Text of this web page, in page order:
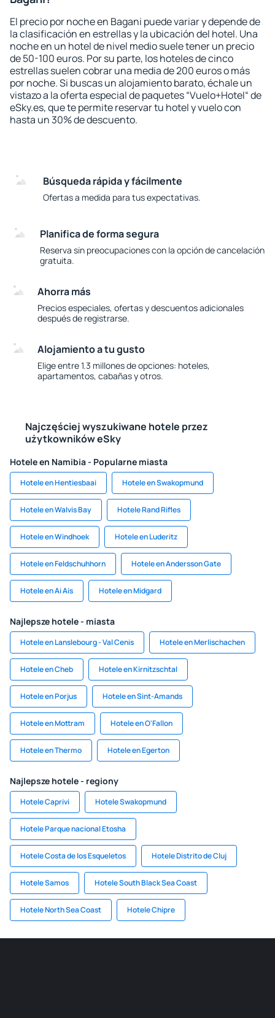
El precio por noche en Bagani puede variar y depende de
la clasificación en estrellas y la ubicación del hotel. Una
noche en un hotel de nivel medio suele tener un precio
de 50-100 euros. Por su parte, los hoteles de cinco
estrellas suelen cobrar una media de 200 euros o más
por noche. Si buscas un alojamiento barato, échale un
vistazo a la oferta especial de paquetes “Vuelo+Hotel“ de
eSky.es, que te permite reservar tu hotel y vuelo con
hasta un 30% de descuento.
Búsqueda rápida y fácilmente
Ofertas a medida para tus expectativas.
Planifica de forma segura
Reserva sin preocupaciones con la opción de cancelación
gratuita.
Ahorra más
Precios especiales, ofertas y descuentos adicionales
después de registrarse.
Alojamiento a tu gusto
Elige entre 1.3 millones de opciones: hoteles,
apartamentos, cabañas y otros.
Najczęściej wyszukiwane hotele przez
użytkowników eSky
Hotele en Namibia - Popularne miasta
Hotele en Hentiesbaai Hotele en Swakopmund
Hotele en Walvis Bay Hotele Rand Rifles
Hotele en Windhoek Hotele en Luderitz
Hotele en Feldschuhhorn Hotele en Andersson Gate
Hotele en Ai Ais Hotele en Midgard
Najlepsze hotele - miasta
Hotele en Lanslebourg - Val Cenis Hotele en Merlischachen
Hotele en Cheb Hotele en Kirnitzschtal
Hotele en Porjus Hotele en Sint-Amands
Hotele en Mottram Hotele en O'Fallon
Hotele en Thermo Hotele en Egerton
Najlepsze hotele - regiony
Hotele Caprivi Hotele Swakopmund
Hotele Parque nacional Etosha
Hotele Costa de los Esqueletos Hotele Distrito de Cluj
Hotele Samos Hotele South Black Sea Coast
Hotele North Sea Coast Hotele Chipre